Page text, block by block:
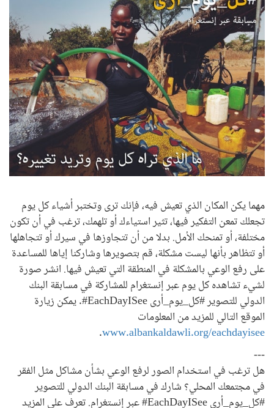
مهما يكن المكان الذي تعيش فيه، فإنك ترى وتختبر أشياء كل يوم
تجعلك تمعن التفكير فيها، تثير استياءك أو تلهمك، ترغب في أن تكون
مختلفة، أو تمنحك الأمل. بدلا من أن تتجاوزها في سيرك أو تتجاهلها
أو تتظاهر بأنها ليست مشكلة، قم بتصويرها وشاركنا إياها للمساعدة
على رفع الوعي بالمشكلة في المنطقة التي تعيش فيها. انشر صورة
لشيء تشاهده كل يوم عبر إنستغرام للمشاركة في مسابقة البنك
الدولي للتصوير #كل_يوم_أرى EachDayISee#. يمكن زيارة
الموقع التالي للمزيد من المعلومات
www.albankaldawli.org/eachdayisee
.
---
هل ترغب في استخدام الصور لرفع الوعي بشأن مشاكل مثل الفقر
في مجتمعك المحلي؟ شارك في مسابقة البنك الدولي للتصوير
#كل_يوم_أرى EachDayISee# عبر إنستغرام. تعرف على المزيد